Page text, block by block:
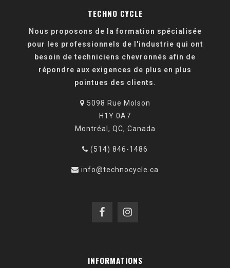
TECHNO CYCLE
Nous proposons de la formation spécialisée
pour les professionnels de l'industrie qui ont
besoin de techniciens chevronnés afin de
répondre aux exigences de plus en plus
pointues des clients.
5098 Rue Molson
H1Y 0A7
Montréal, QC, Canada
(514) 846-1486
info@technocycle.ca
INFORMATIONS